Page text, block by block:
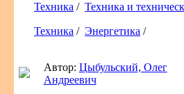
Техника / Техника и
Техника / Энергетика /
Автор: Цыбульский, Олег
Андреевич